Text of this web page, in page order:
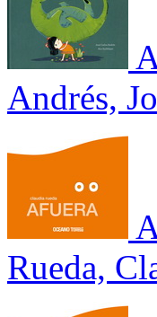
Andrés,
Rueda,